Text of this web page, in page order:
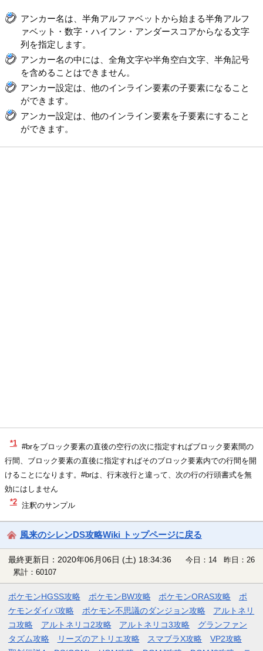
アンカー名は、半角アルファベットから始まる半角アルフ
ァベット・数字・ハイフン・アンダースコアからなる文字
列を指定します。
アンカー名の中には、全角文字や半角空白文字、半角記号
を含めることはできません。
アンカー設定は、他のインライン要素の子要素になること
ができます。
アンカー設定は、他のインライン要素を子要素にすること
ができます。
*1 #brをブロック要素の直後の空行の次に指定すればブロック要素間の
行間、ブロック要素の直後に指定すればそのブロック要素内での行間を開
けることになります。#brは、行末改行と違って、次の行の行頭書式を無
効にはしません
*2 注釈のサンプル
風来のシレンDS攻略Wiki トップページに戻る
最終更新日：2020年06月06日 (土) 18:34:36
今日：14 昨日：26
累計：60107
ポケモンHGSS攻略 ポケモンBW攻略 ポケモンORAS攻略
ポ
ケモンダイパ攻略
ポケモン不思議のダンジョン攻略
アルトネリ
コ攻略
アルトネリコ2攻略 アルトネリコ3攻略
グランファン
タズム攻略
リーズのアトリエ攻略 スマブラX攻略
VP2攻略